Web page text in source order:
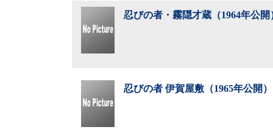
忍びの者・霧隠才蔵（1964年公開
忍びの者 伊賀屋敷（1965年公開）